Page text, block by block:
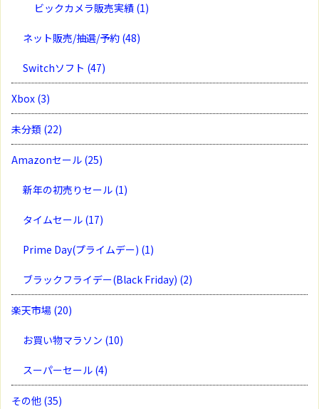
ビックカメラ販売実績 (1)
ネット販売/抽選/予約 (48)
Switchソフト (47)
Xbox (3)
未分類 (22)
Amazonセール (25)
新年の初売りセール (1)
タイムセール (17)
Prime Day(プライムデー) (1)
ブラックフライデー(Black Friday) (2)
楽天市場 (20)
お買い物マラソン (10)
スーパーセール (4)
その他 (35)